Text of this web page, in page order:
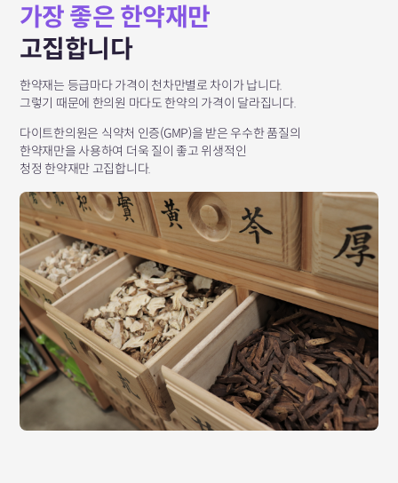
가장 좋은 한약재만
고집합니다
한약재는 등급마다 가격이 천차만별로 차이가 납니다.
그렇기 때문에 한의원 마다도 한약의 가격이 달라집니다.
다이트한의원은 식약처 인증(GMP)을 받은 우수한 품질의
한약재만을 사용하여 더욱 질이 좋고 위생적인
청정 한약재만 고집합니다.